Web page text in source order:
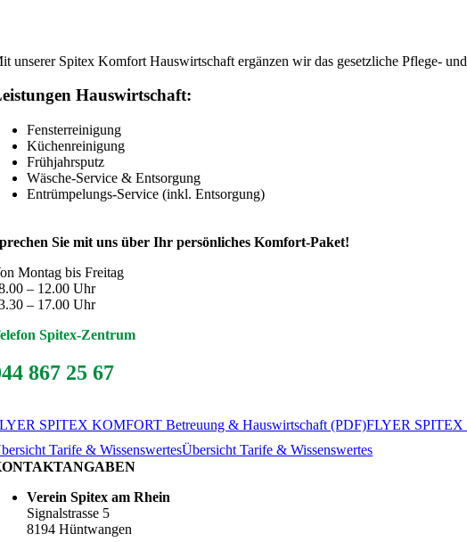
unserer Spitex Komfort Hauswirtschaft ergänzen wir das gesetzliche Pflege-
Hauswirtschaft:
Fensterreinigung
Küchenreinigung
Frühjahrsputz
Wäsche-Service & Entsorgung
Entrümpelungs-Service (inkl. Entsorgung)
Sie mit uns über Ihr persönliches Komfort-Paket!
Montag bis Freitag
– 12.00 Uhr
– 17.00 Uhr
Spitex-Zentrum
867 25 67
SPITEX KOMFORT Betreuung & Hauswirtschaft (PDF)FLYER SPITEX
Tarife & WissenswertesÜbersicht Tarife & Wissenswertes
Verein Spitex am Rhein
Signalstrasse 5
8194 Hüntwangen